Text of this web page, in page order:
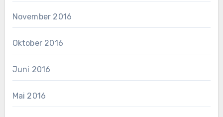
November 2016
Oktober 2016
Juni 2016
Mai 2016